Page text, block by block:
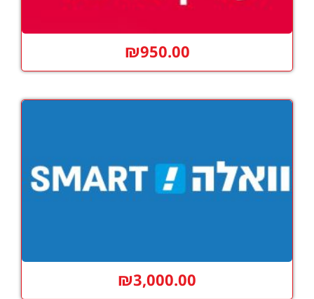
₪950.00
₪3,000.00